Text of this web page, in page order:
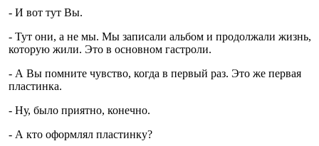
- И вот тут Вы.
- Тут они, а не мы. Мы записали альбом и продолжали жизнь,
которую жили. Это в основном гастроли.
- А Вы помните чувство, когда в первый раз. Это же первая
пластинка.
- Ну, было приятно, конечно.
- А кто оформлял пластинку?